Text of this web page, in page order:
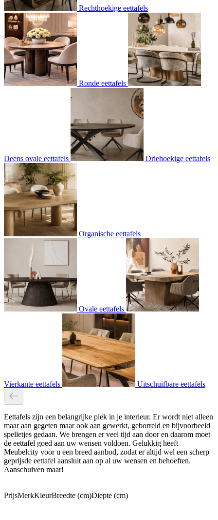
Rechthoekige eettafels
Ronde eettafels
Deens ovale eettafels Driehoekige eettafels
Organische eettafels
Ovale eettafels
Vierkante eettafels Uitschuifbare eettafels
Eettafels zijn een belangrijke plek in je interieur. Er wordt niet alleen
maar aan gegeten maar ook aan gewerkt, geborreld en bijvoorbeeld
spelletjes gedaan. We brengen er veel tijd aan door en daarom moet
de eettafel goed aan uw wensen voldoen. Gelukkig heeft
Meubelcity voor u een breed aanbod, zodat er altijd wel een scherp
geprijsde eettafel aansluit aan op al uw wensen en behoeften.
Aanschuiven maar!
PrijsMerkKleurBreedte (cm)Diepte (cm)